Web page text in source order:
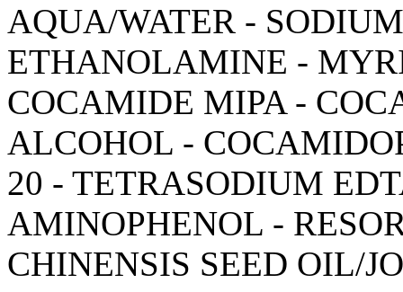
AQUA/WATER -
ETHANOLAMINE -
COCAMIDE MIPA -
ALCOHOL -
20 - TETRASODIUM
AMINOPHENOL -
CHINENSIS SEED OIL/